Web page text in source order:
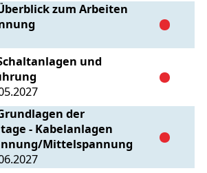
zum Arbeiten
und
der
- Kabelanlagen
Mittelspannung